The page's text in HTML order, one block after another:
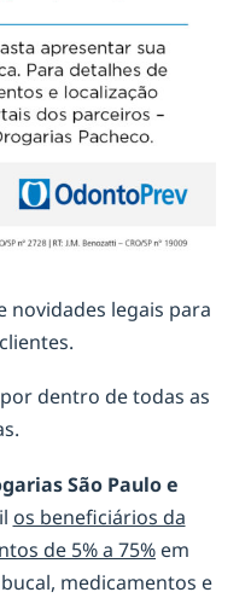
novidades legais para
dentro de todas as
São Paulo e
os beneficiários da
de 5% a 75% em
medicamentos e